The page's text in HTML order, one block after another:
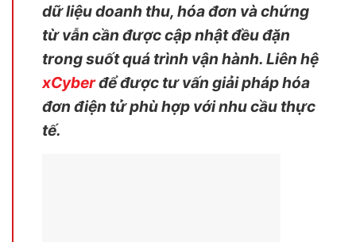
dữ liệu doanh thu, hóa đơn và chứng
từ vẫn cần được cập nhật đều đặn
trong suốt quá trình vận hành. Liên hệ
xCyberđể được tư vấn giải pháp hóa
đơn điện tử phù hợp với nhu cầu thực
tế.